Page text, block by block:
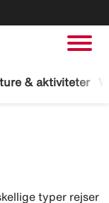
& aktiviteter
typer rejser